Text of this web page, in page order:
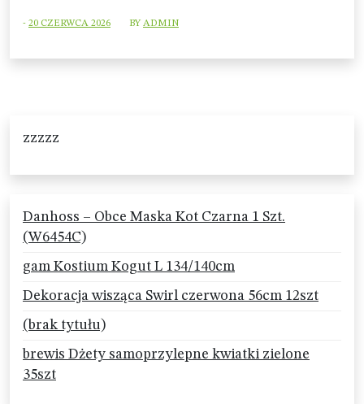
- 20 CZERWCA 2026 BYADMIN
zzzzz
Danhoss – Obce Maska Kot Czarna 1 Szt.
(W6454C)
gam Kostium Kogut L 134/140cm
Dekoracja wisząca Swirl czerwona 56cm 12szt
(brak tytułu)
brewis Dżety samoprzylepne kwiatki zielone
35szt